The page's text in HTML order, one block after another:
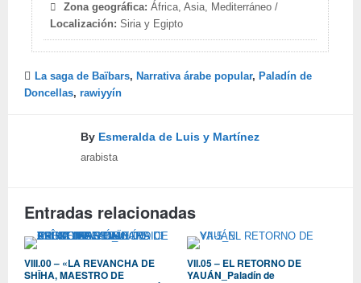
Zona geográfica: África, Asia, Mediterráneo /
Localización: Siria y Egipto
La saga de Baïbars, Narrativa árabe popular, Paladín de
Doncellas, rawiyyín
By Esmeralda de Luis y Martínez
arabista
Entradas relacionadas
VIII.00 – «LA REVANCHA DE
SHÎHA, MAESTRO DE
VII.05 – EL RETORNO DE
YAUÁN_Paladín de